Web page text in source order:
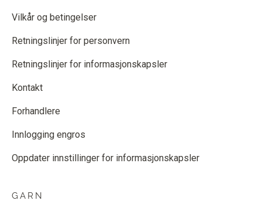
Vilkår og betingelser
Retningslinjer for personvern
Retningslinjer for informasjonskapsler
Kontakt
Forhandlere
Innlogging engros
Oppdater innstillinger for informasjonskapsler
GARN